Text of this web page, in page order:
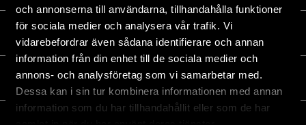
och annonserna till användarna, tillhandahålla funktioner
för sociala medier och analysera vår trafik. Vi
vidarebefordrar även sådana identifierare och annan
information från din enhet till de sociala medier och
annons- och analysföretag som vi samarbetar med.
Dessa kan i sin tur kombinera informationen med annan
information som du har tillhandahållit eller som de har
Golf
Golfshop